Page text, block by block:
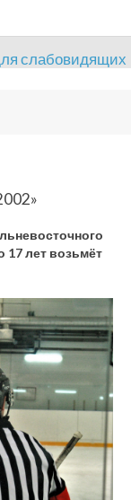
слабовидящих
лет возьмёт